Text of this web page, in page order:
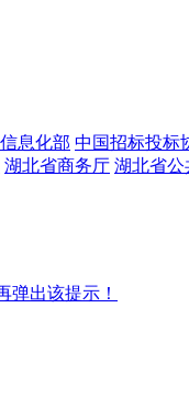
息化部 中国招标投标
湖北省商务厅 湖北省公
弹出该提示！